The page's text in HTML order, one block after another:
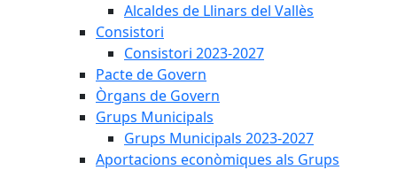
Alcaldes de Llinars del Vallès
Consistori
Consistori 2023-2027
Pacte de Govern
Òrgans de Govern
Grups Municipals
Grups Municipals 2023-2027
Aportacions econòmiques als Grups